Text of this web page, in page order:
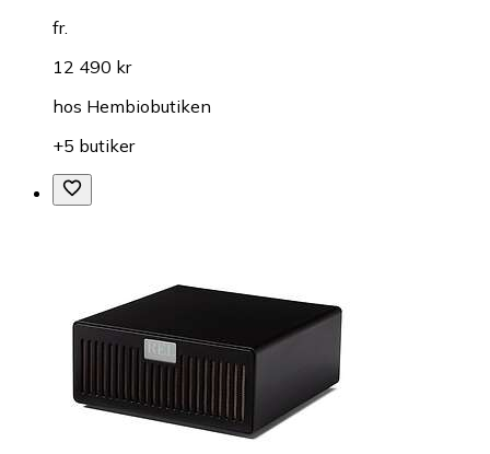
fr.
12 490 kr
hos Hembiobutiken
+5 butiker